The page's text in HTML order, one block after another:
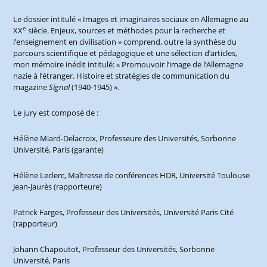
Le dossier intitulé « Images et imaginaires sociaux en Allemagne au
XXe siècle. Enjeux, sources et méthodes pour la recherche et
l’enseignement en civilisation » comprend, outre la synthèse du
parcours scientifique et pédagogique et une sélection d’articles,
mon mémoire inédit intitulé: « Promouvoir l’image de l’Allemagne
nazie à l’étranger. Histoire et stratégies de communication du
magazineSignal(1940-1945) ».
Le jury est composé de :
Hélène Miard-Delacroix, Professeure des Universités, Sorbonne
Université, Paris (garante)
Hélène Leclerc, Maîtresse de conférences HDR, Université Toulouse
Jean-Jaurès (rapporteure)
Patrick Farges, Professeur des Universités, Université Paris Cité
(rapporteur)
Johann Chapoutot, Professeur des Universités, Sorbonne
Université, Paris